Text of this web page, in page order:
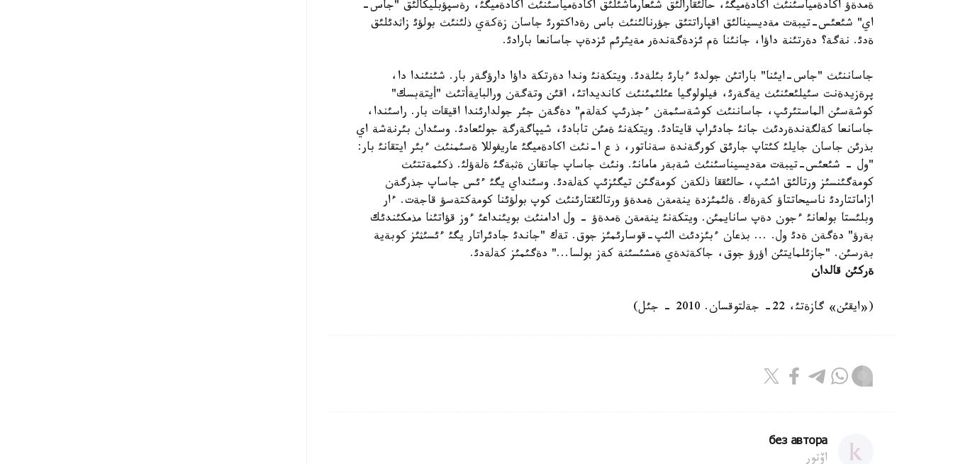
ةمدةؤ اكادةمياسئنئث اكادةميگئ، حالئقارالئق شئعارماشئلئق اكادةمياسئنئث اكادةميگئ، رةسپؤبليكالئق "جاس-
اي" شئعئس-تيبةت مةديسينالئق اقپاراتتئق جؤرنالئنئث باس رةداكتورئ جاسان زةكةي ذلئنئث بولؤئ زاثدئلئق
ةدئ. نةگة؟ دةرتئنة داؤا، جانئنا ةم ئزدةگةندةر مةيئرئم ئزدةپ جاسانعا بارادئ.
جاساننئث "جاس-ايئنا" باراتئن جولدئ ءبارئ بئلةدئ. ويتكةنئ وندا دةرتكة داؤا دارؤگةر بار. شئنئندا دا،
پرةزيدةنت سئيلئعئنئث يةگةرئ، فيلولوگيا عئلئمئنئث كانديداتئ، اقئن وتةگةن ورالبايةأتئث "أيتةبسك"
كوشةسئن الماستئرئپ، جاساننئث كوشةسئمةن ءجذرئپ كةلةم" دةگةن جئر جولدارئندا اقيقات بار. راسئندا،
جاسانعا كةلگةندةردئث جانئ جادئراپ قايتادئ. ويتكةنئ ةمئن تابادئ، شيپاگةرگة جولئعادئ. وسئدان بئرنةشة اي
بذرئن جاسان جايلئ كئتاپ جارئق كورگةندة سةناتور، ذ ع ا-نئث اكادةميگئ عاريفوللا ةسئمنئث ءبئر ايتقانئ بار:
"ول - شئعئس-تيبةت مةديسيناسئنئث شةبةر مامانئ. ونئث جاساپ جاتقان ةثبةگئ ةلةؤلئ. ذكئمةتتئث
كومةگئنسئز ورتالئق اشئپ، حالئققا ذلكةن كومةگئن تيگئزئپ كةلةدئ. وسئنداي يگئ ءئس جاساپ جذرگةن
ازاماتتاردئ ناسيحاتتاؤ كةرةك. ةلئمئزدة ينةمةن ةمدةؤ ورتالئقتارئنئث كوپ بولؤئنا كومةكتةسؤ قاجةت. ءار
وبلئستا بولعانئ ءجون دةپ سانايمئن. ويتكةنئ ينةمةن ةمدةؤ - ول ادامنئث بويئنداعئ ءوز قؤاتئنا مذمكئندئك
بةرؤ" دةگةن ةدئ ول. ... بذعان ءبئزدئث الئپ-قوسارئمئز جوق. تةك "جاندئ جادئراتار يگئ ءئسئثئز كوبةية
بةرسئن. "جازئلمايتئن اؤرؤ جوق، جاكةثدةي ةمشئسئنة كةز بولسا..." دةگئمئز كةلةدئ.
ةركئن قالدان
(«ايقئن» گازةتئ، 22- جةلتوقسان. 2010 - جئل)
без автора
اۆتور